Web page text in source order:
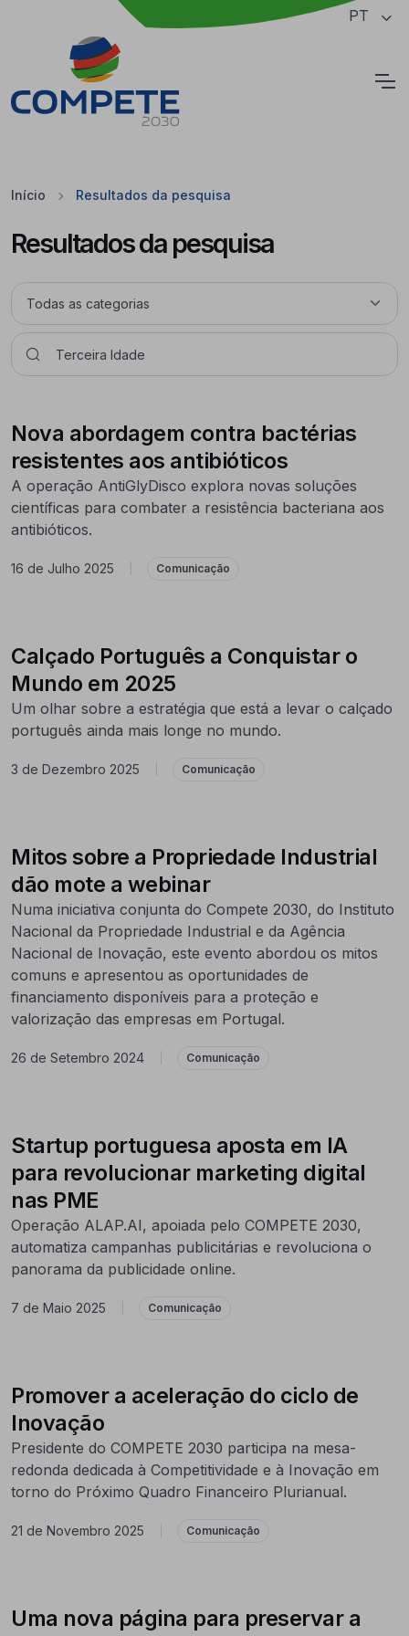
Saltar para o conteúdo principal da página PT
Início Resultados da pesquisa
Resultados da pesquisa
Nova abordagem contra bactérias
resistentes aos antibióticos
A operação AntiGlyDisco explora novas soluções
científicas para combater a resistência bacteriana aos
antibióticos.
16 de Julho 2025 Comunicação
Calçado Português a Conquistar o
Mundo em 2025
Um olhar sobre a estratégia que está a levar o calçado
português ainda mais longe no mundo.
3 de Dezembro 2025 Comunicação
Mitos sobre a Propriedade Industrial
dão mote a webinar
Numa iniciativa conjunta do Compete 2030, do Instituto
Nacional da Propriedade Industrial e da Agência
Nacional de Inovação, este evento abordou os mitos
comuns e apresentou as oportunidades de
financiamento disponíveis para a proteção e
valorização das empresas em Portugal.
26 de Setembro 2024 Comunicação
Startup portuguesa aposta em IA
para revolucionar marketing digital
nas PME
Operação ALAP.AI, apoiada pelo COMPETE 2030,
automatiza campanhas publicitárias e revoluciona o
panorama da publicidade online.
7 de Maio 2025 Comunicação
Promover a aceleração do ciclo de
Inovação
Presidente do COMPETE 2030 participa na mesa-
redonda dedicada à Competitividade e à Inovação em
torno do Próximo Quadro Financeiro Plurianual.
21 de Novembro 2025 Comunicação
Uma nova página para preservar a